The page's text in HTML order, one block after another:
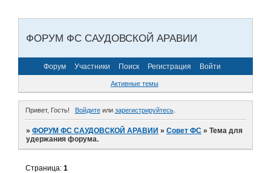
ФОРУМ ФС САУДОВСКОЙ АРАВИИ
Форум Участники Поиск Регистрация Войти
Активные темы
Привет, Гость! Войдитеили зарегистрируйтесь.
»ФОРУМ ФС САУДОВСКОЙ АРАВИИ »Совет ФС »Тема для
удержания форума.
Страница:1